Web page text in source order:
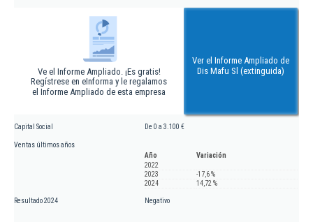
Ve el Informe Ampliado. ¡Es gratis!
Regístrese en eInforma y le regalamos
el Informe Ampliado de esta empresa
Ver el Informe Ampliado de
Dis Mafu Sl (extinguida)
Capital Social De 0 a 3.100 €
Ventas últimos años
Año
Variación
2022
2023
-17,6 %
2024
14,72 %
Resultado 2024 Negativo